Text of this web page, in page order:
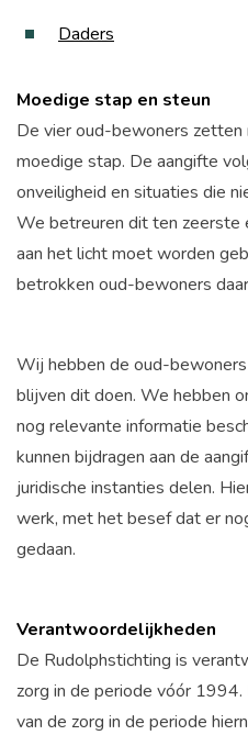
Daders
Moedige stap en steun
De vier oud-bewoners zetten
moedige stap. De aangifte
onveiligheid en situaties die
We betreuren dit ten zeerste
aan het licht moet worden
betrokken oud-bewoners
Wij hebben de oud-
blijven dit doen. We hebben
nog relevante informatie
kunnen bijdragen aan de
juridische instanties delen.
werk, met het besef dat er
gedaan.
Verantwoordelijkheden
De Rudolphstichting is
zorg in de periode vóór
van de zorg in de periode